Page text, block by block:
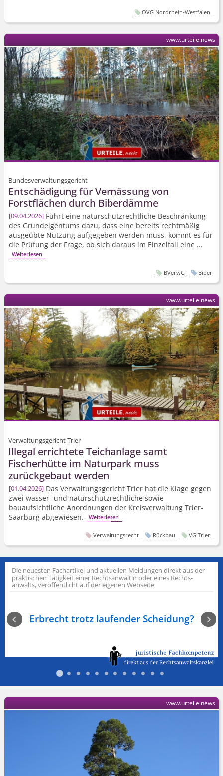
OVG Nordrhein-Westfalen
Bundesverwaltungsgericht
Entschädigung für Vernässung von
Forstflächen durch Biberdämme
09.04.2026 Führt eine naturschutz­rechtliche Beschränkung
des Grundeigentums dazu, dass eine bereits rechtmäßig
ausgeübte Nutzung aufgegeben werden muss, kommt es für
die Prüfung der Frage, ob sich daraus im Einzelfall eine ...
Weiterlesen
www.urteile.news
BVerwG Biber
Verwaltungsgericht Trier
Illegal errichtete Teichanlage samt
Fischerhütte im Naturpark muss
zurückgebaut werden
01.04.2026 Das Verwaltungsgericht Trier hat die Klage gegen
zwei wasser- und naturschutz­rechtliche sowie
bauaufsichtliche Anordnungen der Kreisverwaltung Trier-
Saarburg abgewiesen.
Weiterlesen
www.urteile.news
Verwaltungsrecht Rückbau VG Trier
Die neuesten Fachartikel und aktuellen Meldungen direkt aus der
praktischen Tätigkeit einer Rechts­anwältin oder eines Rechts­
anwalts, veröffentlicht auf der eigenen Webseite
Erbrecht trotz laufender Scheidung?
www.urteile.news